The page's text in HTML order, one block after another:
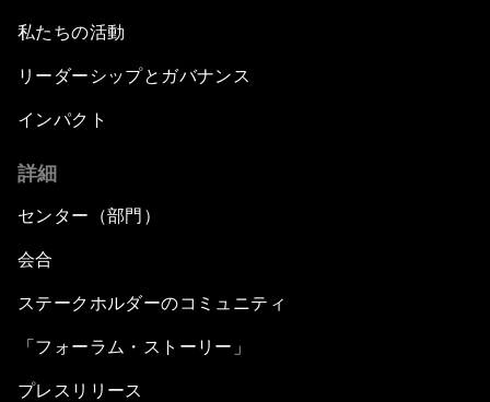
私たちの活動
リーダーシップとガバナンス
インパクト
詳細
センター（部門）
会合
ステークホルダーのコミュニティ
「フォーラム・ストーリー」
プレスリリース